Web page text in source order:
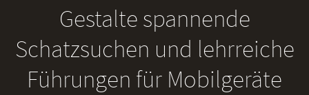
Gestalte spannende
Schatzsuchen und lehrreiche
Führungen für Mobilgeräte